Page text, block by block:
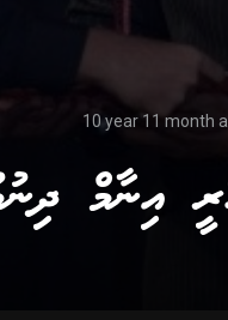
10 year 11 month
އިނާމް